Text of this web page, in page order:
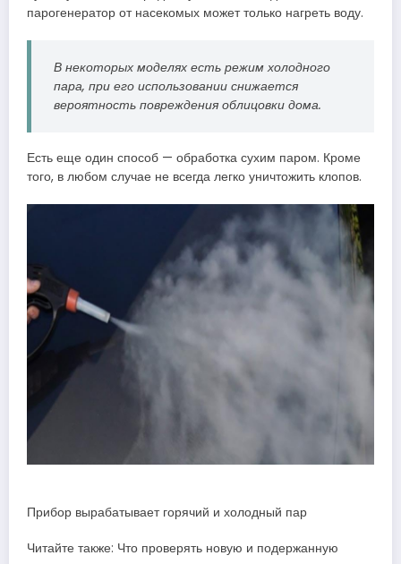
парогенератор от насекомых может только нагреть воду.
В некоторых моделях есть режим холодного
пара, при его использовании снижается
вероятность повреждения облицовки дома.
Есть еще один способ — обработка сухим паром. Кроме
того, в любом случае не всегда легко уничтожить клопов.
Прибор вырабатывает горячий и холодный пар
Читайте также: Что проверять новую и подержанную